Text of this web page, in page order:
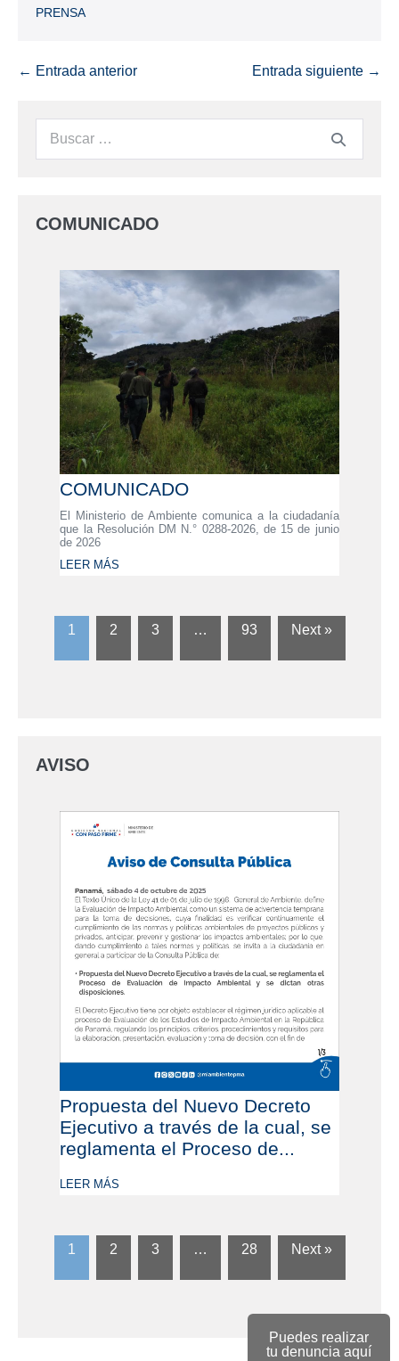
Puedes realizar
tu denuncia aquí
PRENSA
← Entrada anterior Entrada siguiente →
COMUNICADO
COMUNICADO
El Ministerio de Ambiente comunica a la ciudadanía
que la Resolución DM N.° 0288-2026, de 15 de junio
de 2026
LEER MÁS
1 2 3 … 93 Next »
AVISO
Propuesta del Nuevo Decreto
Ejecutivo a través de la cual, se
reglamenta el Proceso de...
LEER MÁS
1 2 3 … 28 Next »